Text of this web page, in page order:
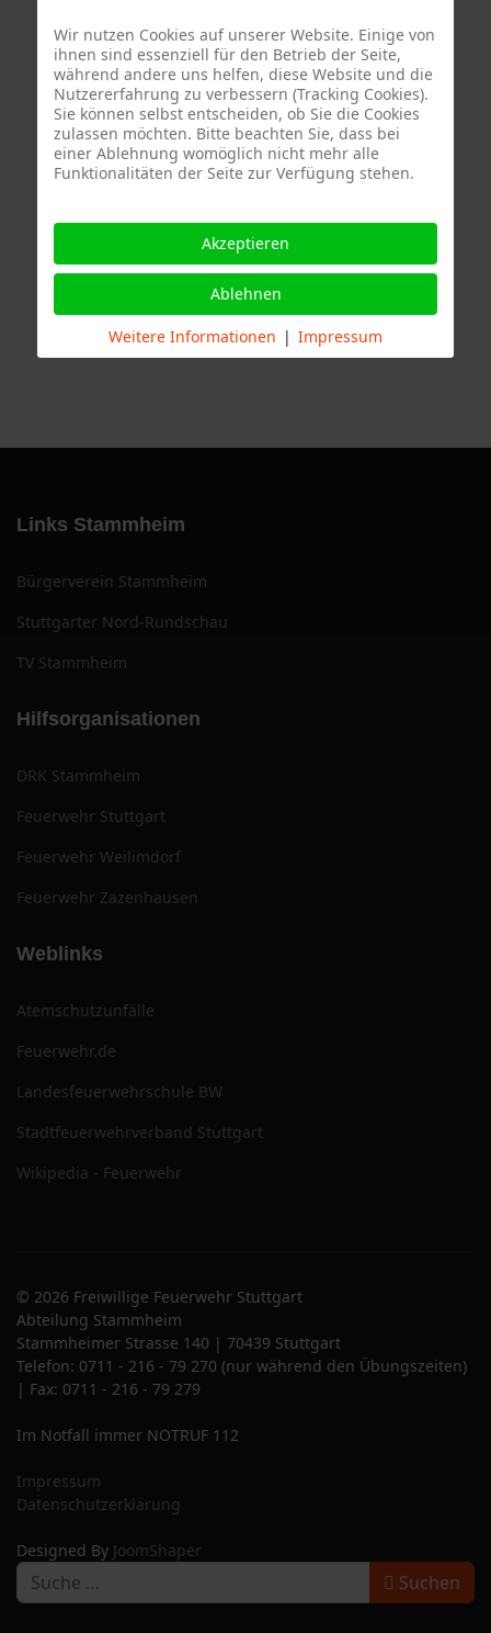
Termine
Links Stammheim
Bürgerverein Stammheim
Stuttgarter Nord-Rundschau
TV Stammheim
Hilfsorganisationen
DRK Stammheim
Feuerwehr Stuttgart
Feuerwehr Weilimdorf
Feuerwehr Zazenhausen
Weblinks
Atemschutzunfälle
Feuerwehr.de
Landesfeuerwehrschule BW
Stadtfeuerwehrverband Stuttgart
Wikipedia - Feuerwehr
© 2026 Freiwillige Feuerwehr Stuttgart
Abteilung Stammheim
Stammheimer Strasse 140 | 70439 Stuttgart
Telefon: 0711 - 216 - 79 270 (nur während den Übungszeiten)
| Fax: 0711 - 216 - 79 279
Im Notfall immer NOTRUF 112
Impressum
Datenschutzerklärung
Designed By JoomShaper
Suchen
Wir nutzen Cookies auf unserer Website. Einige von
ihnen sind essenziell für den Betrieb der Seite,
während andere uns helfen, diese Website und die
Nutzererfahrung zu verbessern (Tracking Cookies).
Sie können selbst entscheiden, ob Sie die Cookies
zulassen möchten. Bitte beachten Sie, dass bei
einer Ablehnung womöglich nicht mehr alle
Funktionalitäten der Seite zur Verfügung stehen.
Akzeptieren
Ablehnen
Weitere Informationen | Impressum